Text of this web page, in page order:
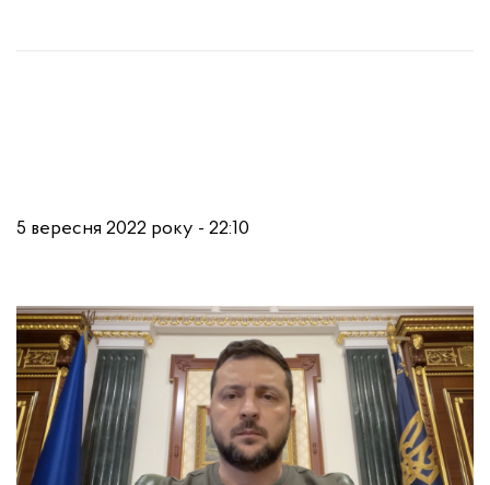
5 вересня 2022 року - 22:10